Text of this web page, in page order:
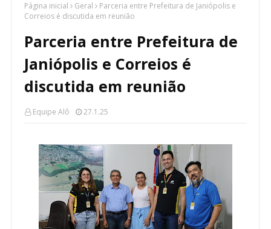
Página inicial Geral
Parceria entre Prefeitura de Janiópolis e
Correios é discutida em reunião
Parceria entre Prefeitura de
Janiópolis e Correios é
discutida em reunião
Equipe Alô 27.1.25